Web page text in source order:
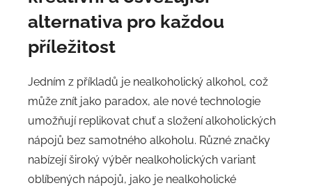
alternativa pro každou
příležitost
Jedním z příkladů je nealkoholický alkohol, což
může znít jako paradox, ale nové technologie
umožňují replikovat chuť a složení alkoholických
nápojů bez samotného alkoholu. Různé značky
nabízejí široký výběr nealkoholických variant
oblíbených nápojů, jako je nealkoholické